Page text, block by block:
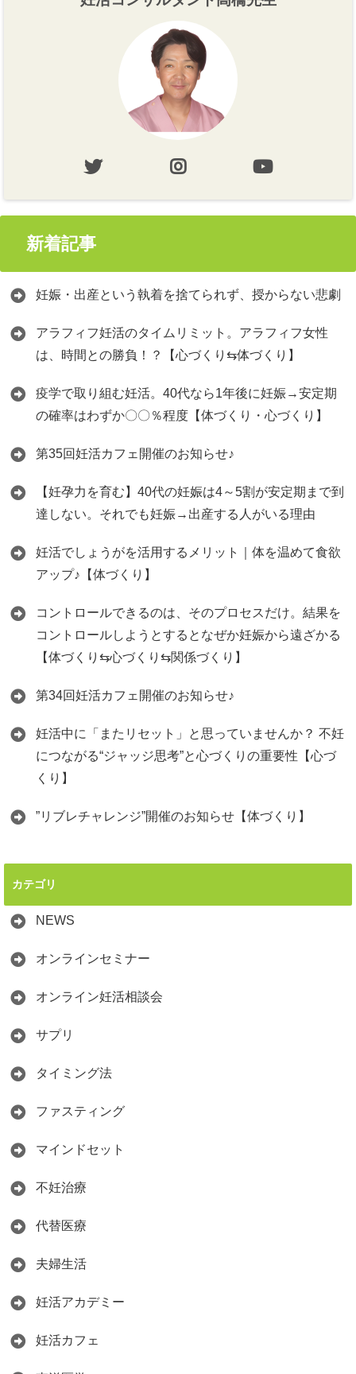
新着記事
妊娠・出産という執着を捨てられず、授からない悲劇
アラフィフ妊活のタイムリミット。アラフィフ女性
は、時間との勝負！？【心づくり⇆体づくり】
疫学で取り組む妊活。40代なら1年後に妊娠→安定期
の確率はわずか〇〇％程度【体づくり・心づくり】
第35回妊活カフェ開催のお知らせ♪
【妊孕力を育む】40代の妊娠は4～5割が安定期まで到
達しない。それでも妊娠→出産する人がいる理由
妊活でしょうがを活用するメリット｜体を温めて食欲
アップ♪【体づくり】
コントロールできるのは、そのプロセスだけ。結果を
コントロールしようとするとなぜか妊娠から遠ざかる
【体づくり⇆心づくり⇆関係づくり】
第34回妊活カフェ開催のお知らせ♪
妊活中に「またリセット」と思っていませんか？ 不妊
につながる“ジャッジ思考”と心づくりの重要性【心づ
くり】
”リブレチャレンジ”開催のお知らせ【体づくり】
カテゴリ
NEWS
オンラインセミナー
オンライン妊活相談会
サプリ
タイミング法
ファスティング
マインドセット
不妊治療
代替医療
夫婦生活
妊活アカデミー
妊活カフェ